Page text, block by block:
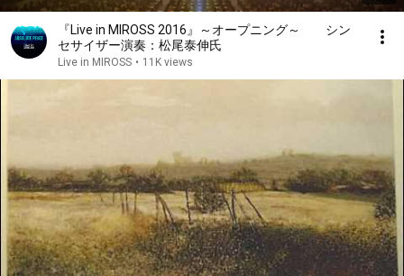
『Live in MIROSS 2016』～オープニング～ シン
セサイザー演奏：松尾泰伸氏
Live in MIROSS • 11K views